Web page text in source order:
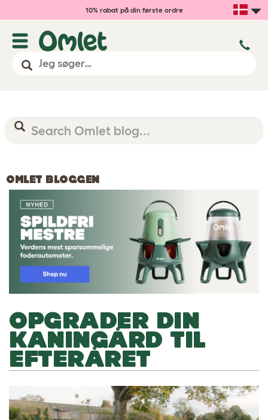
10% rabat på din første ordre
OMLET BLOGGEN
OPGRADER DIN
KANINGÅRD TIL
EFTERÅRET